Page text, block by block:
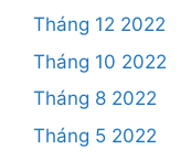
Tháng 12 2022
Tháng 10 2022
Tháng 8 2022
Tháng 5 2022